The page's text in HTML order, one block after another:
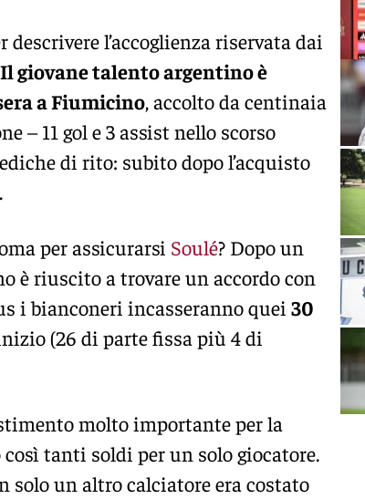
descrivere l’accoglienza riservata dai
Il giovane talento argentino è
a Fiumicino, accolto da centinaia
– 11 gol e 3 assist nello scorso
di rito: subito dopo l’acquisto
per assicurarsi Soulé? Dopo un
è riuscito a trovare un accordo con
i bianconeri incasseranno quei 30
(26 di parte fissa più 4 di
molto importante per la
tanti soldi per un solo giocatore.
solo un altro calciatore era costato